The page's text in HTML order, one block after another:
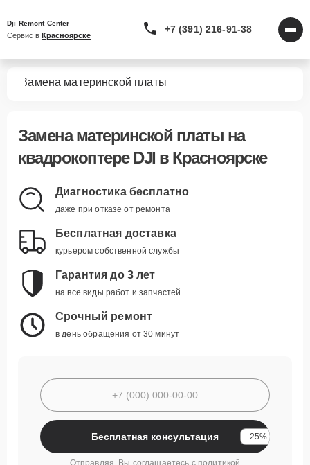
Dji Remont Center
Сервис в Красноярске
+7 (391) 216-91-38
Замена материнской платы
Замена материнской платы на
квадрокоптере DJI в Красноярске
Диагностика бесплатно
даже при отказе от ремонта
Бесплатная доставка
курьером собственной службы
Гарантия до 3 лет
на все виды работ и запчастей
Срочный ремонт
в день обращения от 30 минут
Бесплатная консультация -25%
Отправляя, Вы соглашаетесь с политикой